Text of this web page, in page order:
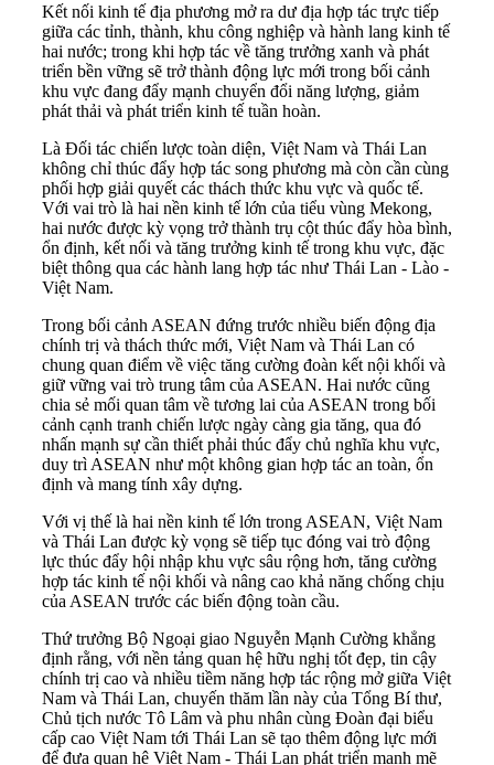
Kết nối kinh tế địa phương mở ra dư địa hợp tác trực tiếp
giữa các tỉnh, thành, khu công nghiệp và hành lang kinh tế
hai nước; trong khi hợp tác về tăng trưởng xanh và phát
triển bền vững sẽ trở thành động lực mới trong bối cảnh
khu vực đang đẩy mạnh chuyển đổi năng lượng, giảm
phát thải và phát triển kinh tế tuần hoàn.
Là Đối tác chiến lược toàn diện, Việt Nam và Thái Lan
không chỉ thúc đẩy hợp tác song phương mà còn cần cùng
phối hợp giải quyết các thách thức khu vực và quốc tế.
Với vai trò là hai nền kinh tế lớn của tiểu vùng Mekong,
hai nước được kỳ vọng trở thành trụ cột thúc đẩy hòa bình,
ổn định, kết nối và tăng trưởng kinh tế trong khu vực, đặc
biệt thông qua các hành lang hợp tác như Thái Lan - Lào -
Việt Nam.
Trong bối cảnh ASEAN đứng trước nhiều biến động địa
chính trị và thách thức mới, Việt Nam và Thái Lan có
chung quan điểm về việc tăng cường đoàn kết nội khối và
giữ vững vai trò trung tâm của ASEAN. Hai nước cũng
chia sẻ mối quan tâm về tương lai của ASEAN trong bối
cảnh cạnh tranh chiến lược ngày càng gia tăng, qua đó
nhấn mạnh sự cần thiết phải thúc đẩy chủ nghĩa khu vực,
duy trì ASEAN như một không gian hợp tác an toàn, ổn
định và mang tính xây dựng.
Với vị thế là hai nền kinh tế lớn trong ASEAN, Việt Nam
và Thái Lan được kỳ vọng sẽ tiếp tục đóng vai trò động
lực thúc đẩy hội nhập khu vực sâu rộng hơn, tăng cường
hợp tác kinh tế nội khối và nâng cao khả năng chống chịu
của ASEAN trước các biến động toàn cầu.
Thứ trưởng Bộ Ngoại giao Nguyễn Mạnh Cường khẳng
định rằng, với nền tảng quan hệ hữu nghị tốt đẹp, tin cậy
chính trị cao và nhiều tiềm năng hợp tác rộng mở giữa Việt
Nam và Thái Lan, chuyến thăm lần này của Tổng Bí thư,
Chủ tịch nước Tô Lâm và phu nhân cùng Đoàn đại biểu
cấp cao Việt Nam tới Thái Lan sẽ tạo thêm động lực mới
để đưa quan hệ Việt Nam - Thái Lan phát triển mạnh mẽ